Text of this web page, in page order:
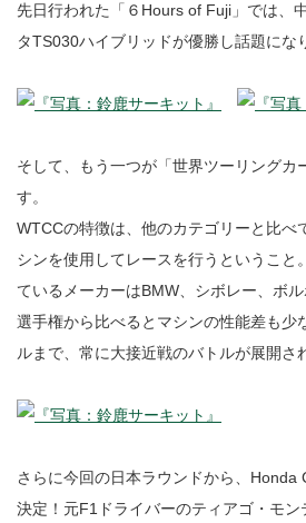
先日行われた「６Hours of Fuji」では、
タTS030ハイブリッドが優勝し話題にな
そして、もう一つが「世界ツーリングカ
す。
WTCCの特徴は、他のカテゴリーと比べ
シンを使用してレースを行うということ
ているメーカーはBMW、シボレー、ボ
選手権から比べるとマシンの性能差も少
ルまで、常に大接近戦のバトルが展開さ
さらに今回の日本ラウンドから、Honda
決定！元F1ドライバーのティアゴ・モ